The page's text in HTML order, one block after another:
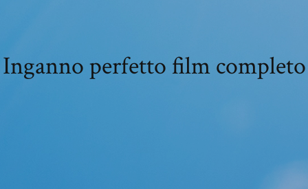
Inganno perfetto film completo